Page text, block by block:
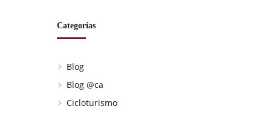
Categorías
Blog
Blog @ca
Cicloturismo